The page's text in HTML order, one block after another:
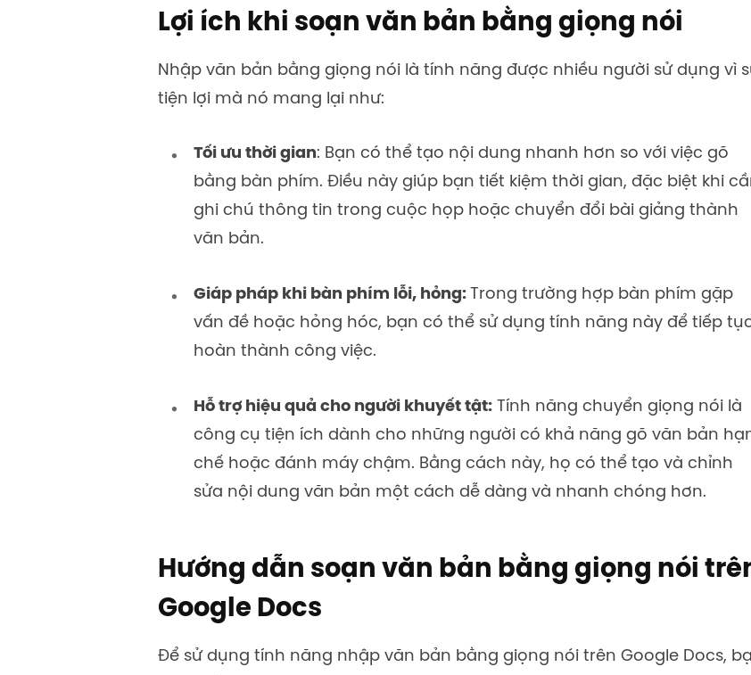
Lợi ích khi soạn văn bản bằng giọng nói
Nhập văn bản bằng giọng nói là tính năng được nhiều người sử dụng vì
tiện lợi mà nó mang lại như:
Tối ưu thời gian: Bạn có thể tạo nội dung nhanh hơn so với việc gõ
bằng bàn phím. Điều này giúp bạn tiết kiệm thời gian, đặc biệt khi
ghi chú thông tin trong cuộc họp hoặc chuyển đổi bài giảng thành
văn bản.
Giáp pháp khi bàn phím lỗi, hỏng: Trong trường hợp bàn phím gặp
vấn đề hoặc hỏng hóc, bạn có thể sử dụng tính năng này để tiếp
hoàn thành công việc.
Hỗ trợ hiệu quả cho người khuyết tật: Tính năng chuyển giọng nói là
công cụ tiện ích dành cho những người có khả năng gõ văn bản
chế hoặc đánh máy chậm. Bằng cách này, họ có thể tạo và chỉnh
sửa nội dung văn bản một cách dễ dàng và nhanh chóng hơn.
Hướng dẫn soạn văn bản bằng giọng nói
Google Docs
Để sử dụng tính năng nhập văn bản bằng giọng nói trên Google Docs,